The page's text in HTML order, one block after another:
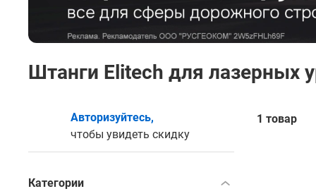
Штанги Elitech для лазерных
Авторизуйтесь,
чтобы увидеть скидку
Категории
1 товар